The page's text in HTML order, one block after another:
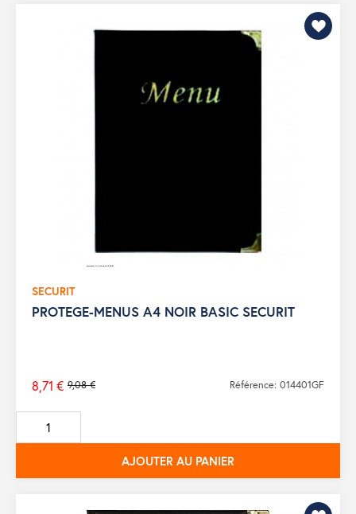
SECURIT
PROTEGE-MENUS A4 NOIR BASIC SECURIT
Prix
de
base
9,08 €
8,71 € Référence: 014401GF
AJOUTER AU PANIER